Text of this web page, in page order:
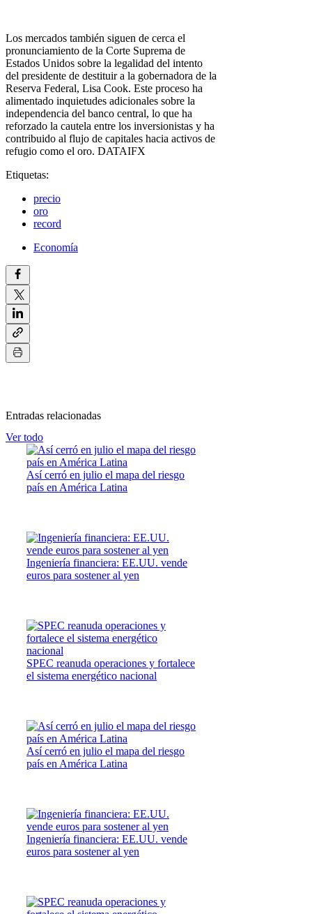
Los mercados también siguen de cerca el
pronunciamiento de la Corte Suprema de
Estados Unidos sobre la legalidad del intento
del presidente de destituir a la gobernadora de la
Reserva Federal, Lisa Cook. Este proceso ha
alimentado inquietudes adicionales sobre la
independencia del banco central, lo que ha
reforzado la cautela entre los inversionistas y ha
contribuido al flujo de capitales hacia activos de
refugio como el oro. DATAIFX
Etiquetas:
precio
oro
record
Economía
Entradas relacionadas
Ver todo
Así cerró en julio el mapa del riesgo
país en América Latina
Ingeniería financiera: EE.UU. vende
euros para sostener al yen
SPEC reanuda operaciones y fortalece
el sistema energético nacional
Así cerró en julio el mapa del riesgo
país en América Latina
Ingeniería financiera: EE.UU. vende
euros para sostener al yen